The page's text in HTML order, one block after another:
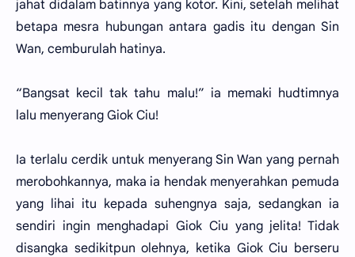
jahat didalam batinnya yang kotor. Kini, setelah melihat
betapa mesra hubungan antara gadis itu dengan Sin
Wan, cemburulah hatinya.
“Bangsat kecil tak tahu malu!” ia memaki hudtimnya
lalu menyerang Giok Ciu!
Ia terlalu cerdik untuk menyerang Sin Wan yang pernah
merobohkannya, maka ia hendak menyerahkan pemuda
yang lihai itu kepada suhengnya saja, sedangkan ia
sendiri ingin menghadapi Giok Ciu yang jelita! Tidak
disangka sedikitpun olehnya, ketika Giok Ciu berseru